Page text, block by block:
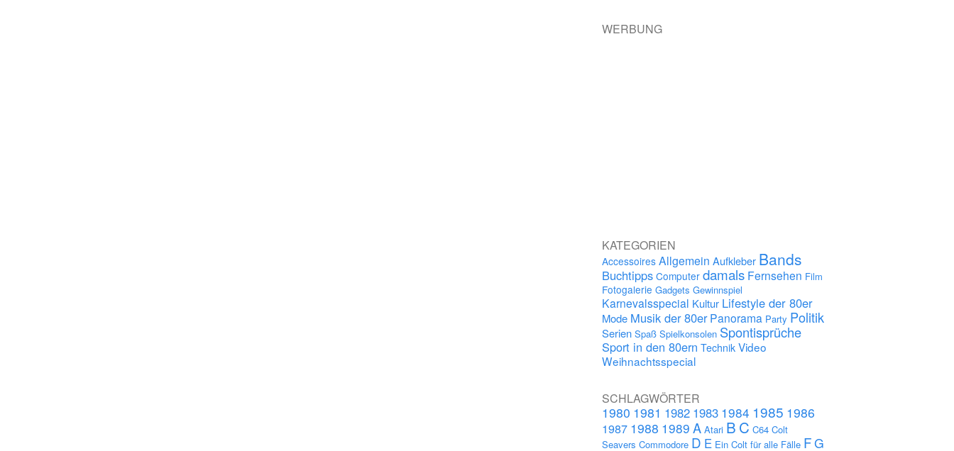
WERBUNG
KATEGORIEN
Accessoires Allgemein Aufkleber Bands
Buchtipps Computer damals Fernsehen Film
Fotogalerie Gadgets Gewinnspiel
Karnevalsspecial Kultur Lifestyle der 80er
Mode Musik der 80er Panorama Party Politik
Serien Spaß Spielkonsolen Spontisprüche
Sport in den 80ern Technik Video
Weihnachtsspecial
SCHLAGWÖRTER
1980 1981 1982 1983 1984 1985 1986
1987 1988 1989 A Atari B C C64 Colt
Seavers Commodore D E Ein Colt für alle Fälle FG